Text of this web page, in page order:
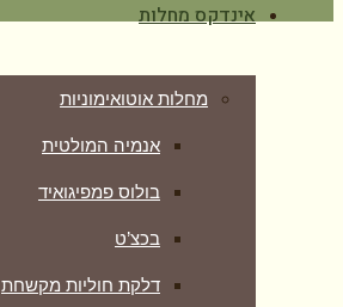
אינדקס מחלות
מחלות אוטואימוניות
אנמיה המולטית
בולוס פמפיגואיד
בכצ’ט
דלקת חוליות מקשחת